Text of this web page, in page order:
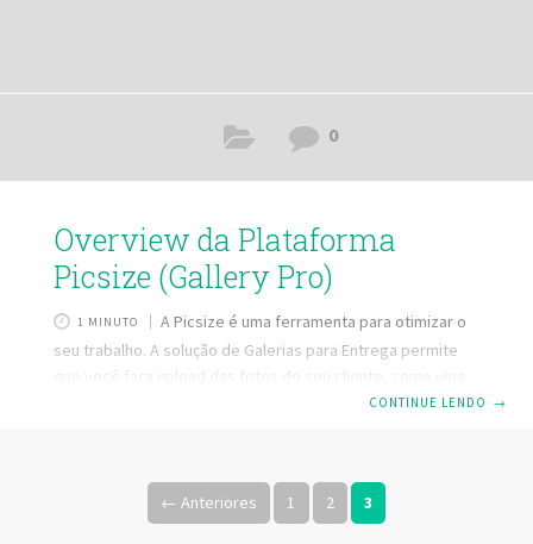
0
Overview da Plataforma
Picsize (Gallery Pro)
1 MINUTO
A Picsize é uma ferramenta para otimizar o
seu trabalho. A solução de Galerias para Entrega permite
que você faça upload das fotos do seu cliente, como uma
galeria online, onde seu cliente recebe um link e tem
App no celular, para facilitar o acesso futuro. A solução
de Galerias para Seleção permite que você suba as fotos
CONTINUE LENDO →
← Anteriores 1 2 3